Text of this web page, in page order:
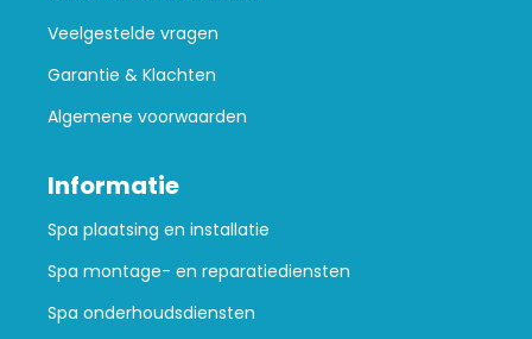
Veelgestelde vragen
Garantie & Klachten
Algemene voorwaarden
Informatie
Spa plaatsing en installatie
Spa montage- en reparatiediensten
Spa onderhoudsdiensten